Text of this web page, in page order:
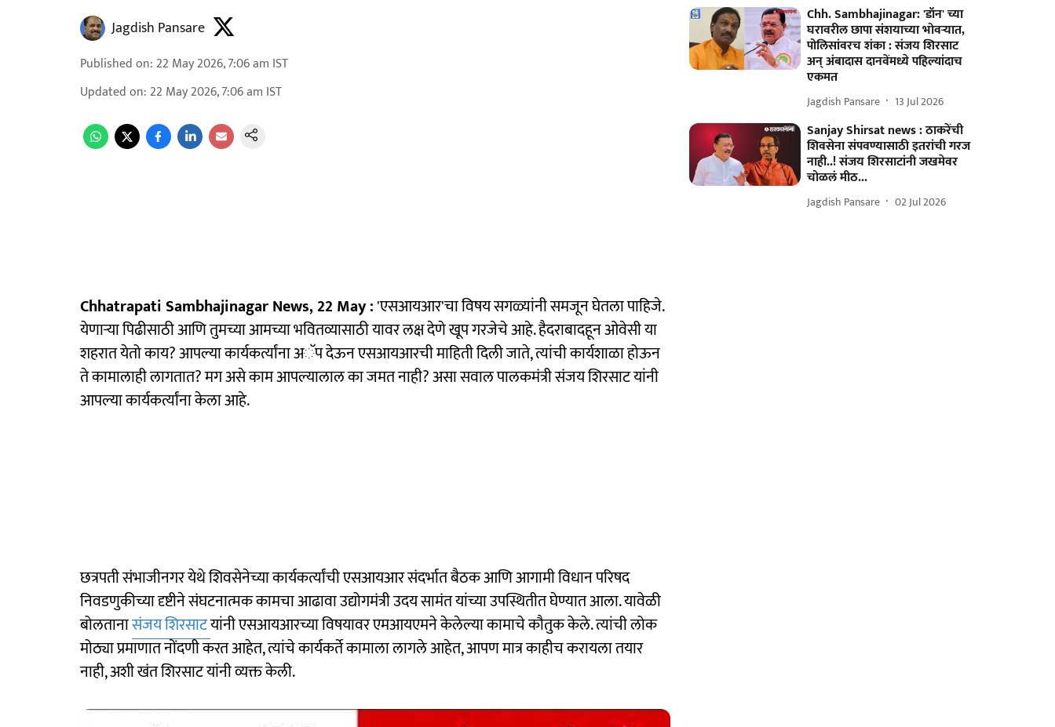
Jagdish Pansare
Published on: 22 May 2026, 7:06 am IST
Updated on: 22 May 2026, 7:06 am IST
Chhatrapati Sambhajinagar News, 22 May :'एसआयआर'चा विषय सगळ्यांनी समजून घेतला पाहिजे.
येणाऱ्या पिढीसाठी आणि तुमच्या आमच्या भवितव्यासाठी यावर लक्ष देणे खूप गरजेचे आहे. हैदराबादहून ओवेसी या
शहरात येतो काय? आपल्या कार्यकर्त्यांना अॅप देऊन एसआयआरची माहिती दिली जाते, त्यांची कार्यशाळा होऊन
ते कामालाही लागतात? मग असे काम आपल्यालाल का जमत नाही? असा सवाल पालकमंत्री संजय शिरसाट यांनी
आपल्या कार्यकर्त्यांना केला आहे.
छत्रपती संभाजीनगर येथे शिवसेनेच्या कार्यकर्त्यांची एसआयआर संदर्भात बैठक आणि आगामी विधान परिषद
निवडणुकीच्या दृष्टीने संघटनात्मक कामचा आढावा उद्योगमंत्री उदय सामंत यांच्या उपस्थितीत घेण्यात आला. यावेळी
बोलतानासंजय शिरसाटयांनी एसआयआरच्या विषयावर एमआयएमने केलेल्या कामाचे कौतुक केले. त्यांची लोक
मोठ्या प्रमाणात नोंदणी करत आहेत, त्यांचे कार्यकर्ते कामाला लागले आहेत, आपण मात्र काहीच करायला तयार
नाही, अशी खंत शिरसाट यांनी व्यक्त केली.
Chh. Sambhajinagar: 'डॉन' च्या
घरावरील छापा संशयाच्या भोवऱ्यात,
पोलिसांवरच शंका : संजय शिरसाट
अन् अंबादास दानवेंमध्ये पहिल्यांदाच
एकमत
Jagdish Pansare 13 Jul 2026
Sanjay Shirsat news : ठाकरेंची
शिवसेना संपवण्यासाठी इतरांची गरज
नाही..! संजय शिरसाटांनी जखमेवर
चोळलं मीठ...
Jagdish Pansare 02 Jul 2026